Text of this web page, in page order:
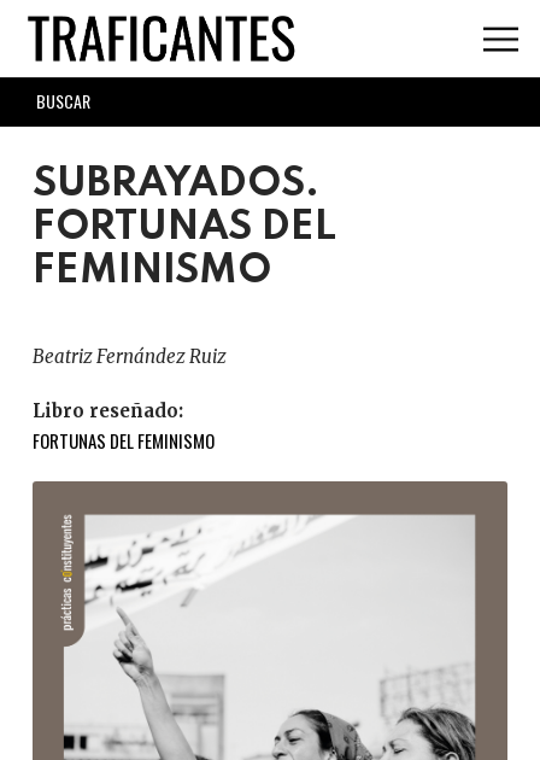
Skip
main
content
SEARCH
FORM
SUBRAYADOS.
FORTUNAS DEL
FEMINISMO
Beatriz Fernández Ruiz
Libro reseñado:
FORTUNAS DEL FEMINISMO